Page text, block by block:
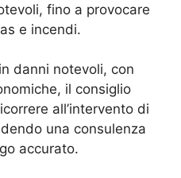
fino a provocare
e incendi.
danni notevoli, con
il consiglio
all’intervento di
una consulenza
accurato.